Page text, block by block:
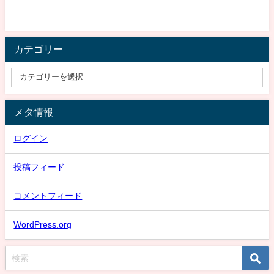
カテゴリー
メタ情報
ログイン
投稿フィード
コメントフィード
WordPress.org